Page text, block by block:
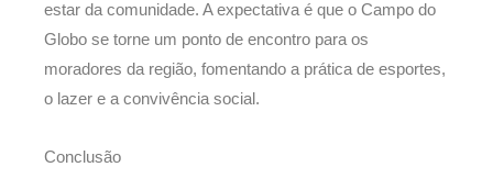
estar da comunidade. A expectativa é que o Campo do
Globo se torne um ponto de encontro para os
moradores da região, fomentando a prática de esportes,
o lazer e a convivência social.
Conclusão